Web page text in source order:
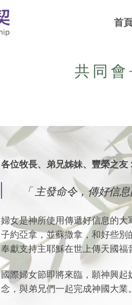
首
共 同 會
各位牧長、弟兄姊妹、豐榮之友
「 主發命令，傳好信
婦女是神所使用傳遞好信息的
子約亞拿，並蘇撒拿，和好些
奉獻支持主耶穌在世上傳天國福
國際婦女節即將來臨，願神興
念，與弟兄們一起完成神國大業。